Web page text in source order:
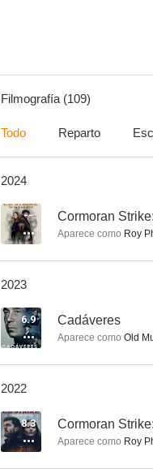
6.9
Filmografía (109)
Todo Reparto
2024
-- Cormoran
Aparece como Roy
2023
6.9 Cadáveres
Aparece como Old
2022
8.3 Cormoran
Aparece como Roy